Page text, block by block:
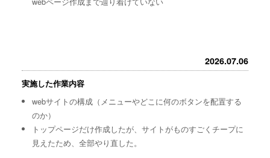
2026.07.06
実施した作業内容
webサイトの構成（メニューやどこに何のボタンを配置する
のか）
トップページだけ作成したが、サイトがものすごくチープに
見えたため、全部やり直した。